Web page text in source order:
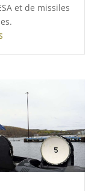
et de missiles